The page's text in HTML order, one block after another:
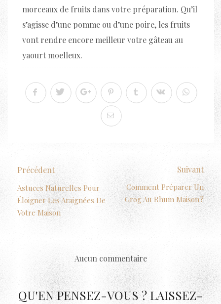
morceaux de fruits dans votre préparation. Qu’il
s’agisse d’une pomme ou d’une poire, les fruits
vont rendre encore meilleur votre gâteau au
yaourt moelleux.
Précédent
Astuces Naturelles Pour
Éloigner Les Araignées De
Votre Maison
Suivant
Comment Préparer Un
Grog Au Rhum Maison ?
Aucun commentaire
QU'EN PENSEZ-VOUS ? LAISSEZ-